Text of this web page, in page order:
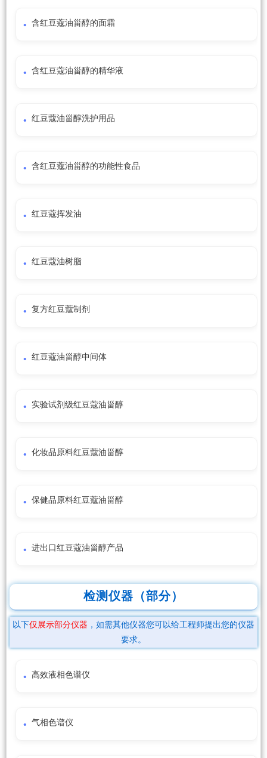
含红豆蔻油甾醇的面霜
含红豆蔻油甾醇的精华液
红豆蔻油甾醇洗护用品
含红豆蔻油甾醇的功能性食品
红豆蔻挥发油
红豆蔻油树脂
复方红豆蔻制剂
红豆蔻油甾醇中间体
实验试剂级红豆蔻油甾醇
化妆品原料红豆蔻油甾醇
保健品原料红豆蔻油甾醇
进出口红豆蔻油甾醇产品
检测仪器（部分）
以下仅展示部分仪器 ，如需其他仪器您可以给工程师提出您的仪器
要求。
高效液相色谱仪
气相色谱仪